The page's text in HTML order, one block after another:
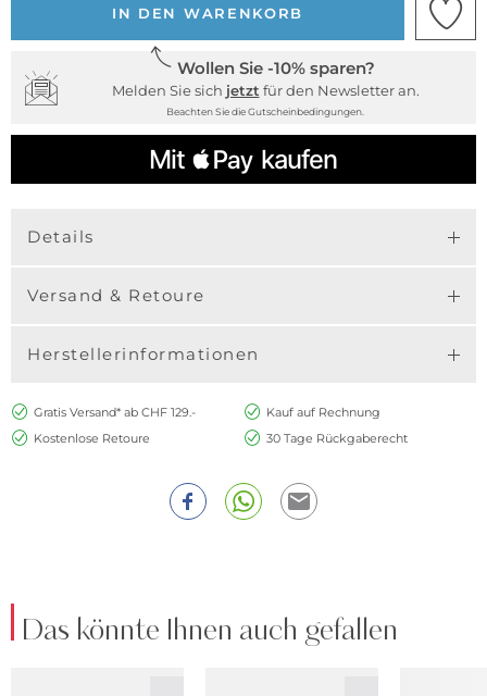
IN DEN WARENKORB
Wollen Sie -10% sparen?
Melden Sie sich jetzt für den Newsletter an.
Beachten Sie die Gutscheinbedingungen.
Details
Versand & Retoure
Herstellerinformationen
Gratis Versand* ab CHF 129.-
Kauf auf Rechnung
Kostenlose Retoure
30 Tage Rückgaberecht
Das könnte Ihnen auch gefallen